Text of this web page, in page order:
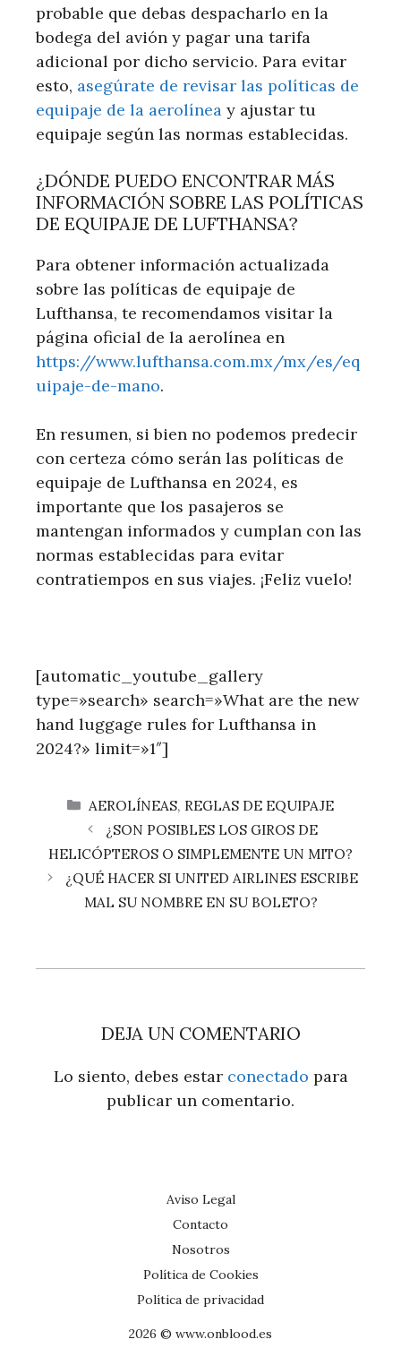
probable que debas despacharlo en la
bodega del avión y pagar una tarifa
adicional por dicho servicio. Para evitar
esto, asegúrate de revisar las políticas de
equipaje de la aerolínea y ajustar tu
equipaje según las normas establecidas.
¿DÓNDE PUEDO ENCONTRAR MÁS
INFORMACIÓN SOBRE LAS POLÍTICAS
DE EQUIPAJE DE LUFTHANSA?
Para obtener información actualizada
sobre las políticas de equipaje de
Lufthansa, te recomendamos visitar la
página oficial de la aerolínea en
https://www.lufthansa.com.mx/mx/es/eq
uipaje-de-mano.
En resumen, si bien no podemos predecir
con certeza cómo serán las políticas de
equipaje de Lufthansa en 2024, es
importante que los pasajeros se
mantengan informados y cumplan con las
normas establecidas para evitar
contratiempos en sus viajes. ¡Feliz vuelo!
[automatic_youtube_gallery
type=»search» search=»What are the new
hand luggage rules for Lufthansa in
2024?» limit=»1″]
CATEGORÍAS
AEROLÍNEAS, REGLAS DE EQUIPAJE
¿SON POSIBLES LOS GIROS DE
HELICÓPTEROS O SIMPLEMENTE UN MITO?
¿QUÉ HACER SI UNITED AIRLINES ESCRIBE
MAL SU NOMBRE EN SU BOLETO?
DEJA UN COMENTARIO
Lo siento, debes estar conectado para
publicar un comentario.
Aviso Legal
Contacto
Nosotros
Política de Cookies
Política de privacidad
2026 © www.onblood.es